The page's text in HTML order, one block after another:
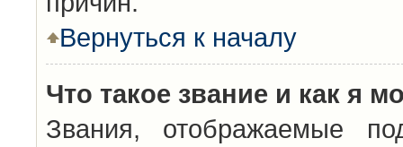
Вернуться к началу
Что такое звание и как я
Звания, отображаемые